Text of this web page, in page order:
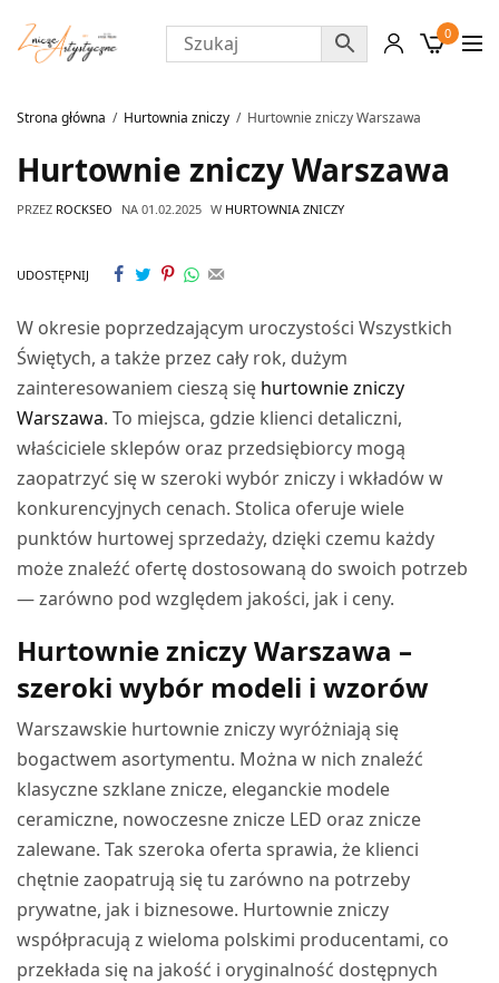
0
Strona główna Hurtownia zniczy Hurtownie zniczy Warszawa
Hurtownie zniczy Warszawa
PRZEZ ROCKSEO NA 01.02.2025 W HURTOWNIA ZNICZY
UDOSTĘPNIJ
W okresie poprzedzającym uroczystości Wszystkich
Świętych, a także przez cały rok, dużym
zainteresowaniem cieszą się hurtownie zniczy
Warszawa. To miejsca, gdzie klienci detaliczni,
właściciele sklepów oraz przedsiębiorcy mogą
zaopatrzyć się w szeroki wybór zniczy i wkładów w
konkurencyjnych cenach. Stolica oferuje wiele
punktów hurtowej sprzedaży, dzięki czemu każdy
może znaleźć ofertę dostosowaną do swoich potrzeb
— zarówno pod względem jakości, jak i ceny.
Hurtownie zniczy Warszawa –
szeroki wybór modeli i wzorów
Warszawskie hurtownie zniczy wyróżniają się
bogactwem asortymentu. Można w nich znaleźć
klasyczne szklane znicze, eleganckie modele
ceramiczne, nowoczesne znicze LED oraz znicze
zalewane. Tak szeroka oferta sprawia, że klienci
chętnie zaopatrują się tu zarówno na potrzeby
prywatne, jak i biznesowe. Hurtownie zniczy
współpracują z wieloma polskimi producentami, co
przekłada się na jakość i oryginalność dostępnych